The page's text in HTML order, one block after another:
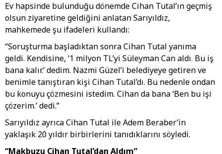
Ev hapsinde bulunduğu dönemde Cihan Tutal’ın geçmiş
olsun ziyaretine geldiğini anlatan Sarıyıldız,
mahkemede şu ifadeleri kullandı:
“Soruşturma başladıktan sonra Cihan Tutal yanıma
geldi. Kendisine, ‘1 milyon TL’yi Süleyman Can aldı. Bu iş
bana kalır.’ dedim. Nazmi Güzel’i belediyeye getiren ve
benimle tanıştıran kişi Cihan Tutal’dı. Bu nedenle ondan
bu konuyu çözmesini istedim. Cihan da bana ‘Ben bu işi
çözerim.’ dedi.”
Sarıyıldız ayrıca Cihan Tutal ile Adem Beraber’in
yaklaşık 20 yıldır birbirlerini tanıdıklarını söyledi.
“Makbuzu Cihan Tutal’dan Aldım”